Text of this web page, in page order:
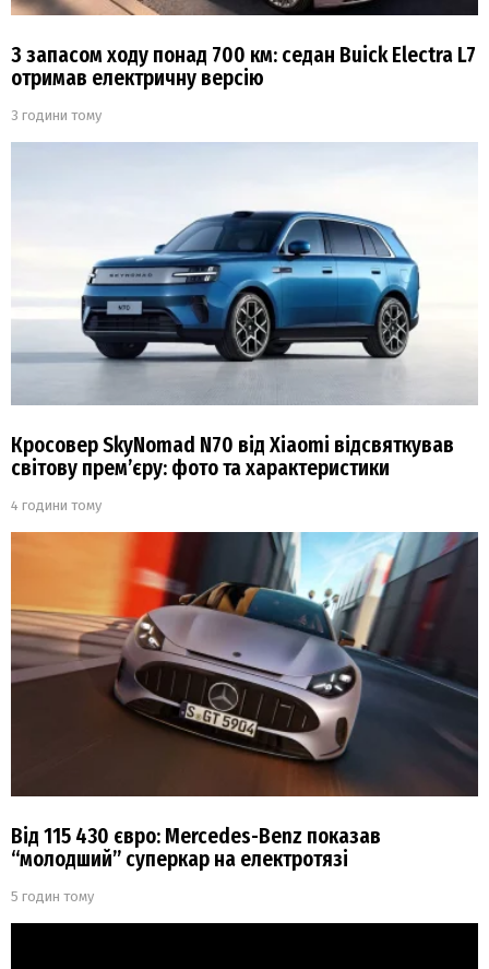
З запасом ходу понад 700 км: седан Buick Electra L7
отримав електричну версію
3 години тому
Кросовер SkyNomad N70 від Xiaomi відсвяткував
світову прем’єру: фото та характеристики
4 години тому
Від 115 430 євро: Mercedes-Benz показав
“молодший” суперкар на електротязі
5 годин тому